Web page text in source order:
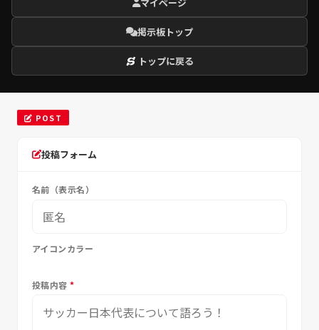
掲示板トップ
トップに戻る
POST
投稿フォーム
名前（表示名）
アイコンカラー
投稿内容*